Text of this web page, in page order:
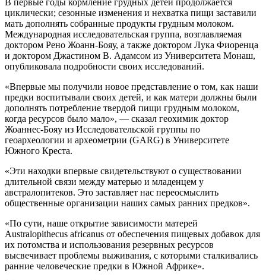
циклически; сезонные изменения и нехватка пищи заставили
мать дополнять собранные продукты грудным молоком.
Международная исследовательская группа, возглавляемая
доктором Рено Жоанн-Бояу, а также доктором Лука Фиоренца
и доктором Джастином В. Адамсом из Университета Монаш,
опубликовала подробности своих исследований.
«Впервые мы получили новое представление о том, как наши
предки воспитывали своих детей, и как матери должны были
дополнять потребление твердой пищи грудным молоком,
когда ресурсов было мало», — сказал геохимик доктор
Жоаннес-Бояу из Исследовательской группы по
геоархеологии и археометрии (GARG) в Университете
Южного Креста.
«Эти находки впервые свидетельствуют о существовании
длительной связи между матерью и младенцем у
австралопитеков. Это заставляет нас переосмыслить
общественные организации наших самых ранних предков».
«По сути, наше открытие зависимости матерей
Australopithecus africanus от обеспечения пищевых добавок для
их потомства и использования резервных ресурсов
высвечивает проблемы выживания, с которыми сталкивались
ранние человеческие предки в Южной Африке».